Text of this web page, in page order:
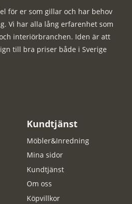
för er som gillar och har behov
Vi har alla lång erfarenhet som
interiörbranchen. Iden är att
till bra priser både i Sverige
Kundtjänst
Möbler&Inredning
Mina sidor
Kundtjänst
Om oss
Köpvillkor